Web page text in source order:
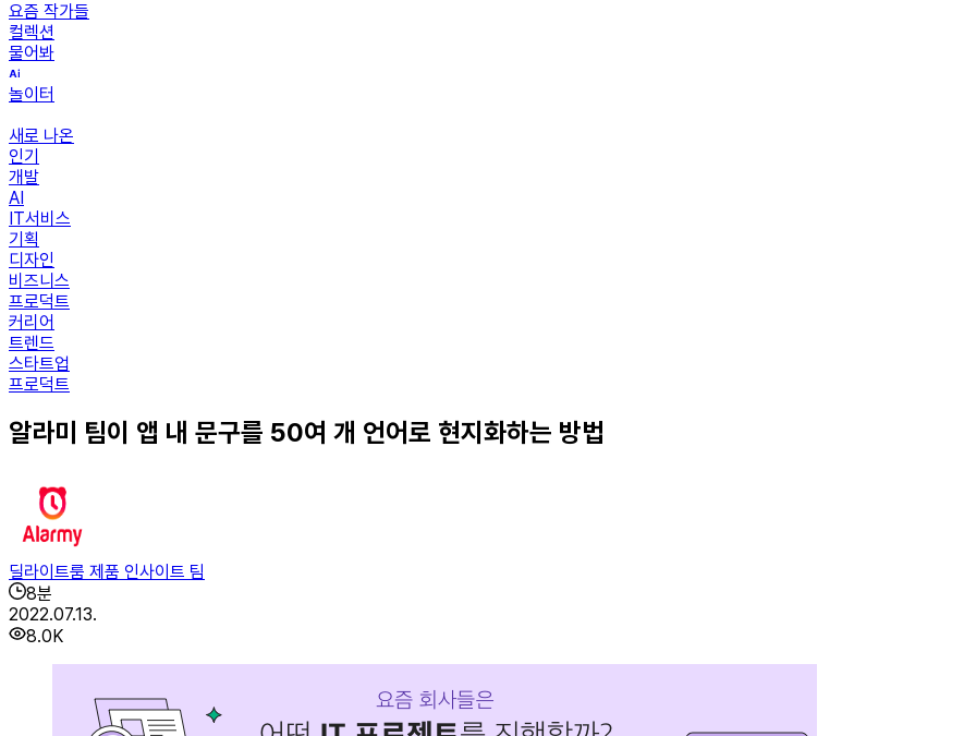
요즘 작가들
컬렉션
물어봐
놀이터
새로 나온
인기
개발
AI
IT서비스
기획
디자인
비즈니스
프로덕트
커리어
트렌드
스타트업
프로덕트
알라미 팀이 앱 내 문구를 50여 개 언어로 현지화하는 방법
딜라이트룸 제품 인사이트 팀
8분
2022.07.13.
8.0K